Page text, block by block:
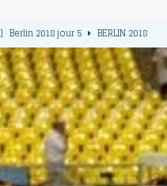
Berlin 2018 jour 5
BERLIN 2018
] Berlin 2018 jour 4
BERLIN 2018
] Berlin 2018 Jour 3
BERLIN 2018
Berlin 2018 jour 2
BERLIN 2018
] Berlin 2018 jour 6 BERLIN 2018